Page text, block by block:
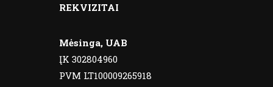
REKVIZITAI
Mėsinga, UAB
ĮK 302804960
PVM LT100009265918